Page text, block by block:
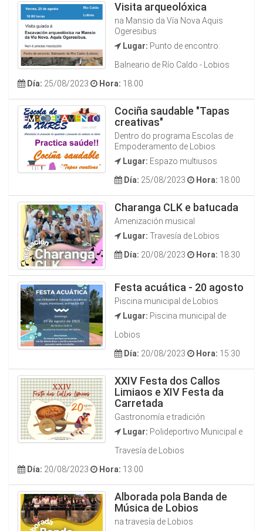
Visita arqueolóxica
na Mansio da Vía Nova Aquis
Ogeresibus
Lugar: Punto de encontro:
Balneario de Río Caldo - Lobios
Día: 25/08/2023 Hora: 18:00
Cociña saudable "Tapas
creativas"
Dentro do programa Escolas de
Empoderamento de Lobios
Lugar: Espazo multiusos
Día: 25/08/2023 Hora: 18:00
Charanga CLK e batucada
Amenización musical
Lugar: Travesía de Lobios
Día: 20/08/2023 Hora: 18:30
Festa acuática - 20 agosto
Piscina municipal de Lobios
Lugar: Piscina municipal de
Lobios
Día: 20/08/2023 Hora: 15:30
XXIV Festa dos Callos
Limiaos e XIV Festa da
Carretada
Gastronomía e tradición
Lugar: Polideportivo Municipal e
Travesía de Lobios
Día: 20/08/2023 Hora: 13:00
Alborada pola Banda de
Música de Lobios
na travesía de Lobios